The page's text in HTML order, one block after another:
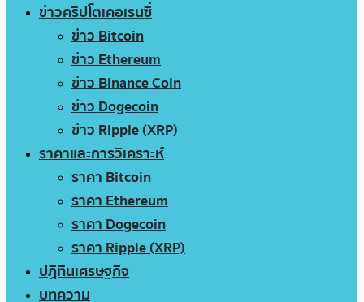
ข่าวคริปโตเคอเรนซี่
ข่าว Bitcoin
ข่าว Ethereum
ข่าว Binance Coin
ข่าว Dogecoin
ข่าว Ripple (XRP)
ราคาและการวิเคราะห์
ราคา Bitcoin
ราคา Ethereum
ราคา Dogecoin
ราคา Ripple (XRP)
ปฏิทินเศรษฐกิจ
บทความ